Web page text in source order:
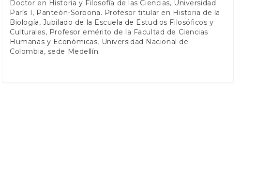
Doctor en Historia y Filosofía de las Ciencias, Universidad
París I, Panteón-Sorbona. Profesor titular en Historia de la
Biología, Jubilado de la Escuela de Estudios Filosóficos y
Culturales, Profesor emérito de la Facultad de Ciencias
Humanas y Económicas, Universidad Nacional de
Colombia, sede Medellín.